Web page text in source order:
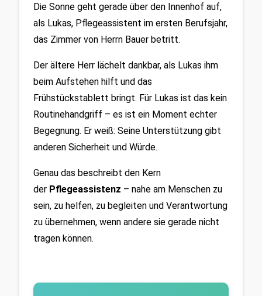
Die Sonne geht gerade über den Innenhof auf,
als Lukas, Pflegeassistent im ersten Berufsjahr,
das Zimmer von Herrn Bauer betritt.
Der ältere Herr lächelt dankbar, als Lukas ihm
beim Aufstehen hilft und das
Frühstückstablett bringt. Für Lukas ist das kein
Routinehandgriff – es ist ein Moment echter
Begegnung. Er weiß: Seine Unterstützung gibt
anderen Sicherheit und Würde.
Genau das beschreibt den Kern
der Pflegeassistenz – nahe am Menschen zu
sein, zu helfen, zu begleiten und Verantwortung
zu übernehmen, wenn andere sie gerade nicht
tragen können.